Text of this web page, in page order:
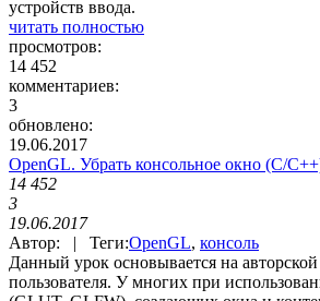
устройств ввода.
читать полностью
просмотров:
14 452
комментариев:
3
обновлено:
19.06.2017
OpenGL. Убрать консольное окно (С/
14 452
3
19.06.2017
Автор: | Теги:OpenGL, консоль
Данный урок основывается на
пользователя. У многих при